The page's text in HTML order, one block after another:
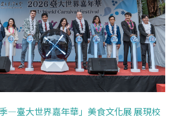
季—臺大世界嘉年華」美食文化展 展現校